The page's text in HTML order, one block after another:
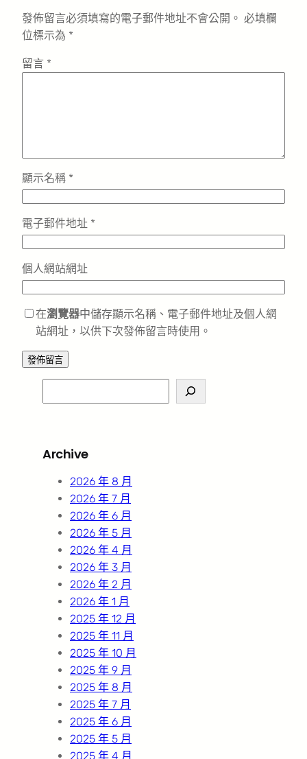
發佈留言必須填寫的電子郵件地址不會公開。 必填欄
位標示為 *
留言 *
顯示名稱 *
電子郵件地址 *
個人網站網址
在瀏覽器中儲存顯示名稱、電子郵件地址及個人網
站網址，以供下次發佈留言時使用。
e
c
Archive
2026 年 8 月
2026 年 7 月
2026 年 6 月
2026 年 5 月
2026 年 4 月
2026 年 3 月
2026 年 2 月
2026 年 1 月
2025 年 12 月
2025 年 11 月
2025 年 10 月
2025 年 9 月
2025 年 8 月
2025 年 7 月
2025 年 6 月
2025 年 5 月
2025 年 4 月